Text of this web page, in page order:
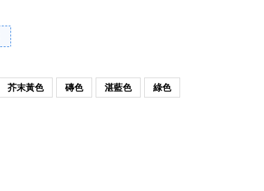
芥末黃色 磚色 湛藍色 綠色